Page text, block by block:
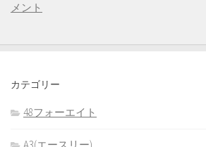
メント
カテゴリー
48フォーエイト